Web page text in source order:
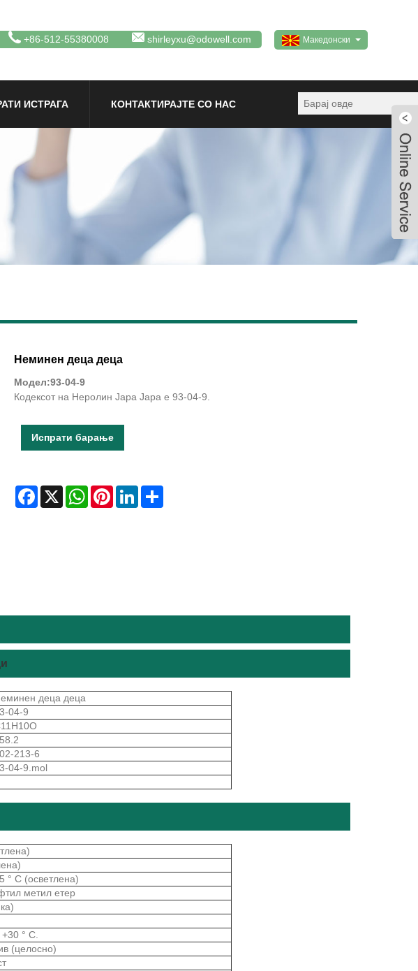
Македонски
+86-512-55380008 shirleyxu@odowell.com
ИСТРАГА КОНТАКТИРАЈТЕ СО НАС
Неминен деца деца
Модел:93-04-9
Кодексот на Неролин Јара Јара е 93-04-9.
Испрати барање
Facebook
X WhatsAppPinterestLinkedInShare
деца деца
04-9
213-6
04-9.mol
° C (осветлена)
метил етер
° C.
(целосно)